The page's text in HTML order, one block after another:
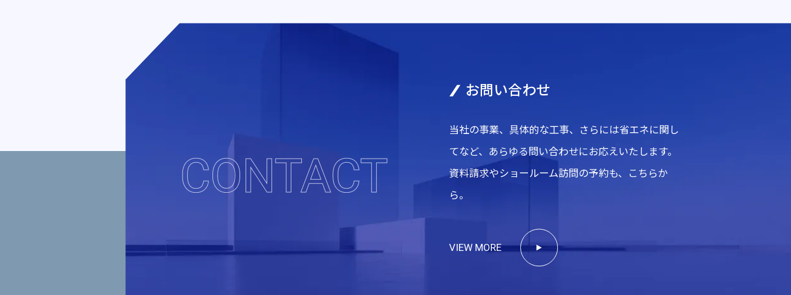
お問い合わせ
当社の事業、具体的な工事、さらには省エネに関し
てなど、あらゆる問い合わせにお応えいたします。
資料請求やショールーム訪問の予約も、こちらか
ら。
VIEW MORE